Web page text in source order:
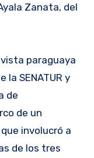
Zanata, del
paraguaya
la SENATUR y
de
de un
involucró a
de los tres